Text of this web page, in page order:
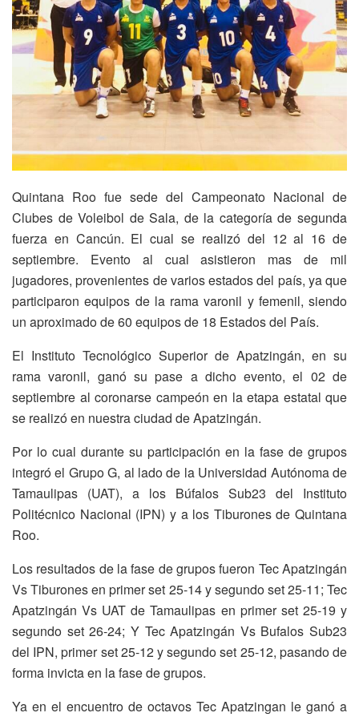
Quintana Roo fue sede del Campeonato Nacional de
Clubes de Voleibol de Sala, de la categoría de segunda
fuerza en Cancún. El cual se realizó del 12 al 16 de
septiembre. Evento al cual asistieron mas de mil
jugadores, provenientes de varios estados del país, ya que
participaron equipos de la rama varonil y femenil, siendo
un aproximado de 60 equipos de 18 Estados del País.
El Instituto Tecnológico Superior de Apatzingán, en su
rama varonil, ganó su pase a dicho evento, el 02 de
septiembre al coronarse campeón en la etapa estatal que
se realizó en nuestra ciudad de Apatzingán.
Por lo cual durante su participación en la fase de grupos
integró el Grupo G, al lado de la Universidad Autónoma de
Tamaulipas (UAT), a los Búfalos Sub23 del Instituto
Politécnico Nacional (IPN) y a los Tiburones de Quintana
Roo.
Los resultados de la fase de grupos fueron Tec Apatzingán
Vs Tiburones en primer set 25-14 y segundo set 25-11; Tec
Apatzingán Vs UAT de Tamaulipas en primer set 25-19 y
segundo set 26-24; Y Tec Apatzingán Vs Bufalos Sub23
del IPN, primer set 25-12 y segundo set 25-12, pasando de
forma invicta en la fase de grupos.
Ya en el encuentro de octavos Tec Apatzingan le ganó a